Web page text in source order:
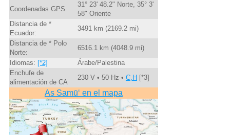
Coordenadas GPS
31° 23' 48.2" Norte, 35° 3'
58" Oriente
Distancia de *
Ecuador:
3491 km (2169.2 mi)
Distancia de * Polo
Norte:
6516.1 km (4048.9 mi)
Idiomas: [*2]
Árabe/Palestina
Enchufe de
alimentación de CA
230 V • 50 Hz • C,H [*3]
As Samū‘ en el mapa